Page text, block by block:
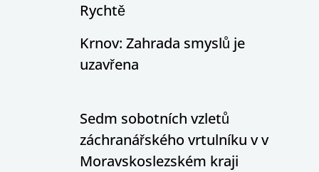
Rychtě
Krnov: Zahrada smyslů je
uzavřena
Sedm sobotních vzletů
záchranářského vrtulníku v v
Moravskoslezském kraji